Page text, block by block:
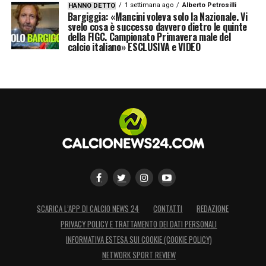
20% della cifra versata dalla Juve. Un
investimento importante, ma strategico, che
testimonia la volontà del club torinese di
internazionale.
LA PLAYLIST DELLE NOSTRE TOP NEWS
HANNO DETTO 1 settimana ago Alberto Petrosilli
Bargiggia: «Mancini voleva solo la Nazionale. Vi
svelo cosa è successo davvero dietro le quinte
della FIGC. Campionato Primavera male del
calcio italiano» ESCLUSIVA e VIDEO
SCARICA L’APP DI CALCIO NEWS 24 CONTATTI
REDAZIONE
PRIVACY POLICY E TRATTAMENTO DEI DATI PERSONALI
INFORMATIVA ESTESA SUI COOKIE (COOKIE POLICY)
NETWORK SPORT REVIEW